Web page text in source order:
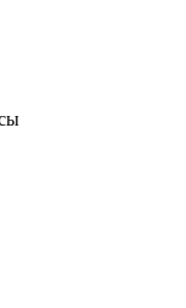
кулинарные